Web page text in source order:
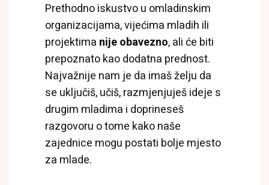
Prethodno iskustvo u omladinskim
organizacijama, vijećima mladih ili
projektima nije obavezno, ali će biti
prepoznato kao dodatna prednost.
Najvažnije nam je da imaš želju da
se uključiš, učiš, razmjenjuješ ideje s
drugim mladima i doprineseš
razgovoru o tome kako naše
zajednice mogu postati bolje mjesto
za mlade.